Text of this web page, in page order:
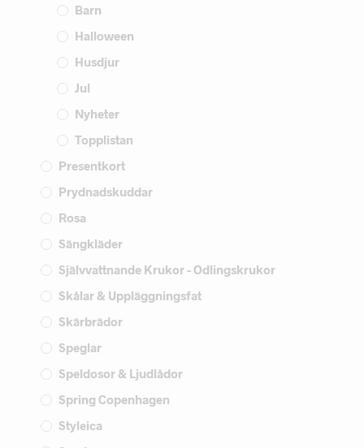
Barn
Halloween
Husdjur
Jul
Nyheter
Topplistan
Presentkort
Prydnadskuddar
Rosa
Sängkläder
Självvattnande Krukor - Odlingskrukor
Skålar & Uppläggningsfat
Skärbrädor
Speglar
Speldosor & Ljudlådor
Spring Copenhagen
Styleica